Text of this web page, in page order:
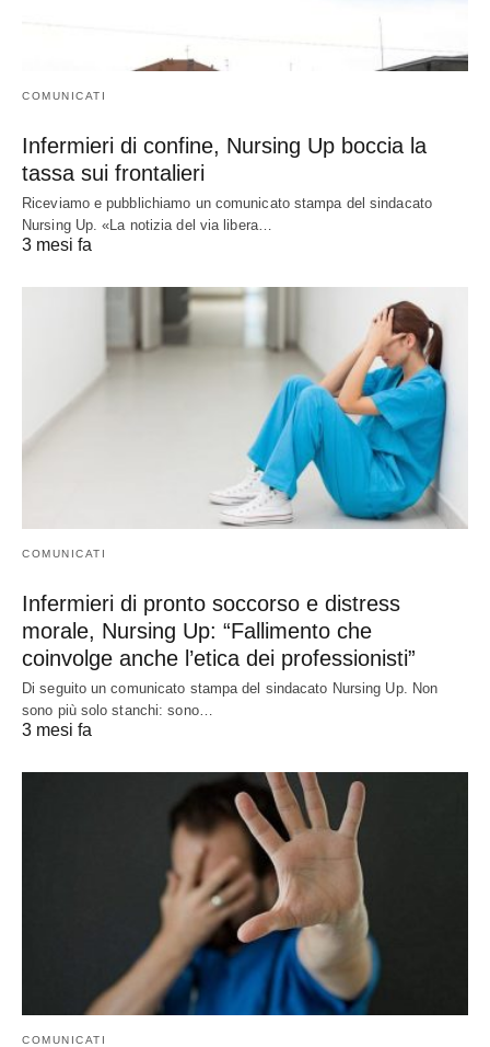
COMUNICATI
Infermieri di confine, Nursing Up boccia la
tassa sui frontalieri
Riceviamo e pubblichiamo un comunicato stampa del sindacato
Nursing Up. «La notizia del via libera…
3 mesi fa
COMUNICATI
Infermieri di pronto soccorso e distress
morale, Nursing Up: “Fallimento che
coinvolge anche l’etica dei professionisti”
Di seguito un comunicato stampa del sindacato Nursing Up. Non
sono più solo stanchi: sono…
3 mesi fa
COMUNICATI